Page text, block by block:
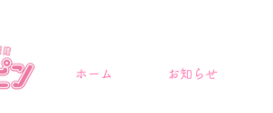
ホーム お知らせ